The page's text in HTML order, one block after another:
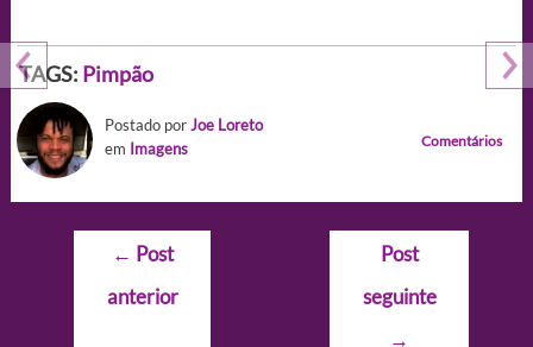
TAGS: Pimpão
Postado porJoe Loreto
em Imagens Comentários
Navegação
Post
← Post
anterior
Post
seguinte
→